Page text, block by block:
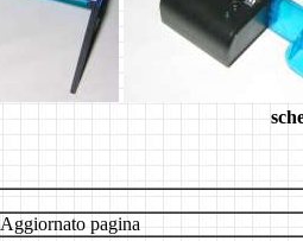
Aggiornato pagina